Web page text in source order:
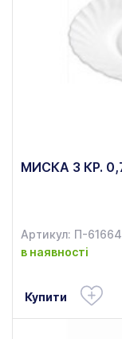
МИСКА З КР.
Артикул: П-
в наявності
Купити